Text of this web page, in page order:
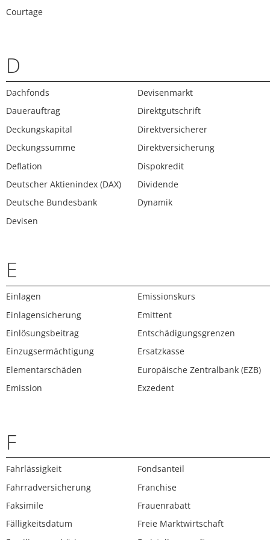
Courtage
D
Dachfonds
Dauerauftrag
Deckungskapital
Deckungssumme
Deflation
Deutscher Aktienindex (DAX)
Deutsche Bundesbank
Devisen
Devisenmarkt
Direktgutschrift
Direktversicherer
Direktversicherung
Dispokredit
Dividende
Dynamik
E
Einlagen
Einlagensicherung
Einlösungsbeitrag
Einzugsermächtigung
Elementarschäden
Emission
Emissionskurs
Emittent
Entschädigungsgrenzen
Ersatzkasse
Europäische Zentralbank (EZB)
Exzedent
F
Fahrlässigkeit
Fahrradversicherung
Faksimile
Fälligkeitsdatum
Fondsanteil
Franchise
Frauenrabatt
Freie Marktwirtschaft